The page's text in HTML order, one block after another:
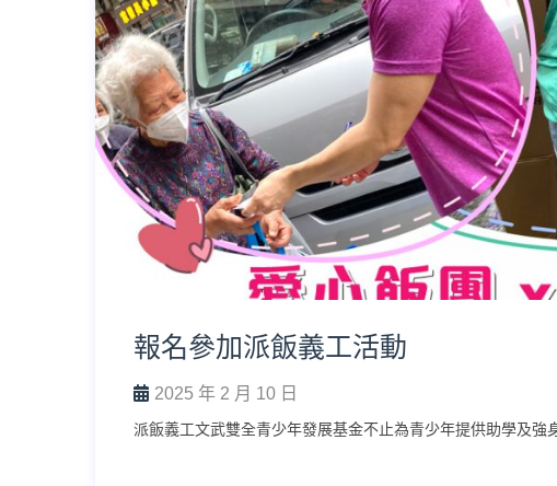
​報名參加派飯義工活動
2025 年 2 月 10 日
派飯義工文武雙全青少年發展基金不止為青少年提供助學及強